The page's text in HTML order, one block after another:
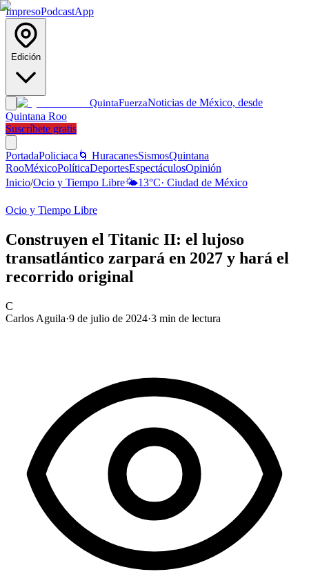
ImpresoPodcastApp
Edición
QuintaFuerzaNoticias de México, desde
Quintana Roo
Suscríbete gratis
PortadaPoliciaca 🌀 HuracanesSismosQuintana
RooMéxicoPolíticaDeportesEspectáculosOpinión
Inicio/Ocio y Tiempo Libre🌤️13°C· Ciudad de México
Ocio y Tiempo Libre
Construyen el Titanic II: el lujoso
transatlántico zarpará en 2027 y hará el
recorrido original
C
Carlos Aguila·9 de julio de 2024·3 min de lectura